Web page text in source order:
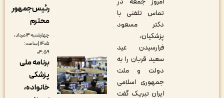
تماس تلفنی با
دکتر مسعود
پزشکیان،
فرارسیدن عید
سعید قربان را به
دولت و ملت
جمهوری اسلامی
ایران تبریک گفت
رئیس‌جمهور
چهارشنبه ۱۴ مرداد,
۱۴۰۵ | ساعت:
برنامه ملی
پزشکی
خانواده،